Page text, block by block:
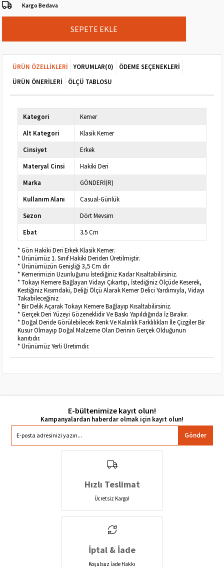
Kargo Bedava
ÜRÜN ÖZELLIKLERI YORUMLAR(0)
ÖDEME SEÇENEKLERI
ÜRÜN ÖNERILERI
ÖLÇÜ TABLOSU
Kategori
Kemer
Alt Kategori
Klasik Kemer
Cinsiyet
Erkek
Materyal Cinsi
Hakiki Deri
Marka
GÖNDERİ(R)
Kullanım Alanı
Casual-Günlük
Sezon
Dört Mevsim
Ebat
3.5 Cm
* Gön Hakiki Deri Erkek Klasik Kemer.
* Ürünümüz 1. Sınıf Hakiki Deriden Üretilmiştir.
* Ürünümüzün Genişliği 3,5 Cm dir
* Kemerimizin Uzunluğunu İstediğiniz Kadar Kısaltabilirsiniz.
* Tokayı Kemere Bağlayan Vidayı Çıkartıp, İstediğiniz Ölçüde Keserek,
Kestiğiniz Kısımdaki, Deliği Ölçü Alarak Kemer Delici Yardımıyla, Vidayı
Takabileceğiniz
* Bir Delik Açarak Tokayı Kemere Bağlayıp Kısaltabilirsiniz.
* Gerçek Deri Yüzeyi Gözeneklidir Ve Baskı Yapıldığında İz Bırakır.
* Doğal Deride Görülebilecek Renk Ve Kalınlık Farklılıkları İle Çizgiler Bir
Kusur Olmayıp Doğal Malzeme Olan Derinin Gerçek Olduğunun
kanıtıdır.
* Ürünümüz Yerli Üretimdir.
E-bültenimize kayıt olun!
Gönder
Hızlı Teslimat
Ücretsiz Kargo!
İptal & İade
Koşulsuz İade Hakkı